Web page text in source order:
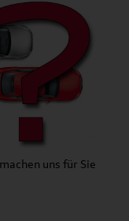
uns für Sie